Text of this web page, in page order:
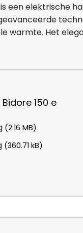
een elektrische
warmte. Het
150 e
(2.16 MB)
(360.71 kB)